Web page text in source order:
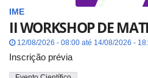
IME
II WORKSHOP DE
12/08/2026 - 08:00 até 14/08/2026 -
Inscrição prévia